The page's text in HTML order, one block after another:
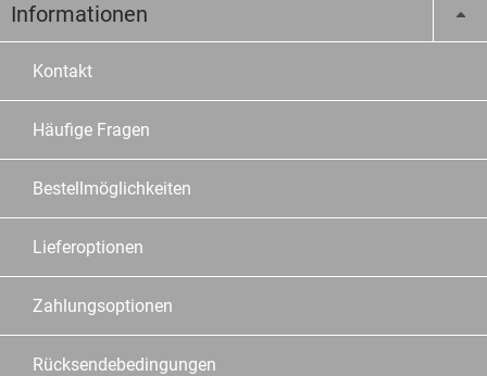
Informationen
Kontakt
Häufige Fragen
Bestellmöglichkeiten
Lieferoptionen
Zahlungsoptionen
Rücksendebedingungen